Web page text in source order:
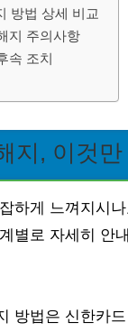
방법 상세 비교
지 주의사항
속 조치
지, 이것만
하게 느껴지시
별로 자세히 안
방법은 신한카